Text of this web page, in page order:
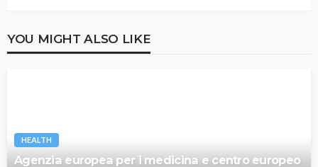
YOU MIGHT ALSO LIKE
HEALTH
Agenzia europea per i medicina e centro europeo